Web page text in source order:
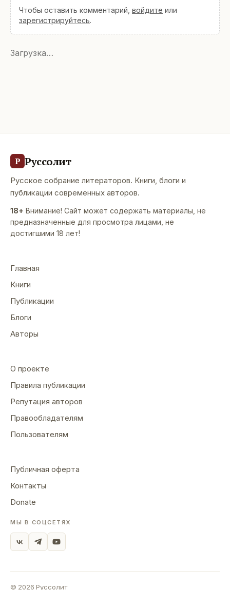
Чтобы оставить комментарий, войдите или
зарегистрируйтесь.
Загрузка…
Р Руссолит
Русское собрание литераторов. Книги, блоги и
публикации современных авторов.
18+ Внимание! Сайт может содержать материалы, не
предназначенные для просмотра лицами, не
достигшими 18 лет!
Главная
Книги
Публикации
Блоги
Авторы
О проекте
Правила публикации
Репутация авторов
Правообладателям
Пользователям
Публичная оферта
Контакты
Donate
МЫ В СОЦСЕТЯХ
© 2026 Руссолит